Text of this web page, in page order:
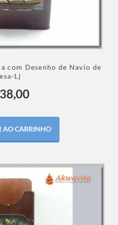
com Desenho de Navio de
Lj
38,00
AO CARRINHO